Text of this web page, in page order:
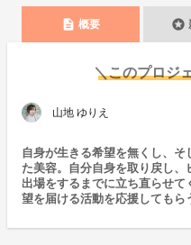
description 概要 stars
＼このプロジ
山地 ゆりえ
自身が生きる希望を無くし、
た美容。自分自身を取り戻し
出場をするまでに立ち直らせ
望を届ける活動を応援してもら